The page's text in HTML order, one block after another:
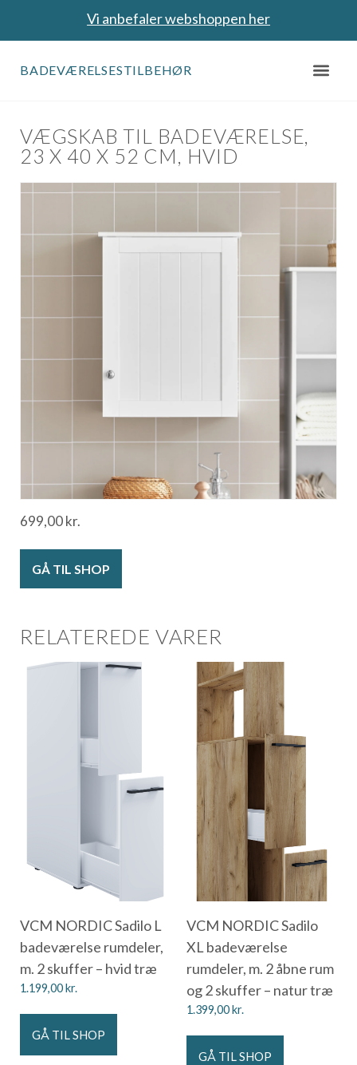
Vi anbefaler webshoppen her
BADEVÆRELSESTILBEHØR
VÆGSKAB TIL BADEVÆRELSE,
23 X 40 X 52 CM, HVID
699,00kr.
GÅ TIL SHOP
RELATEREDE VARER
VCM NORDIC Sadilo L
badeværelse rumdeler,
m. 2 skuffer – hvid træ
1.199,00kr.
GÅ TIL SHOP
VCM NORDIC Sadilo
XL badeværelse
rumdeler, m. 2 åbne rum
og 2 skuffer – natur træ
1.399,00kr.
GÅ TIL SHOP